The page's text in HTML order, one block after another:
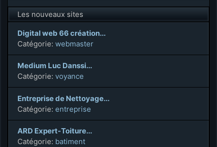
Les nouveaux sites
Digital web 66 création...
Catégorie: webmaster
Medium Luc Danssi...
Catégorie: voyance
Entreprise de Nettoyage...
Catégorie: entreprise
ARD Expert-Toiture...
Catégorie: batiment